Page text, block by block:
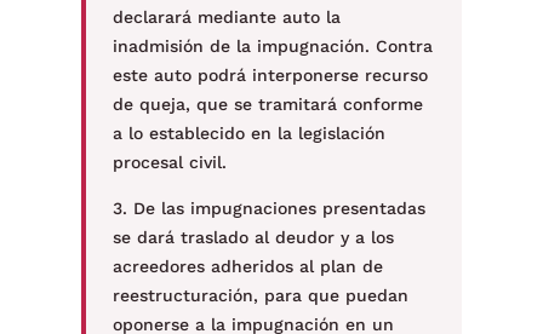
declarará mediante auto la
inadmisión de la impugnación. Contra
este auto podrá interponerse recurso
de queja, que se tramitará conforme
a lo establecido en la legislación
procesal civil.
3. De las impugnaciones presentadas
se dará traslado al deudor y a los
acreedores adheridos al plan de
reestructuración, para que puedan
oponerse a la impugnación en un